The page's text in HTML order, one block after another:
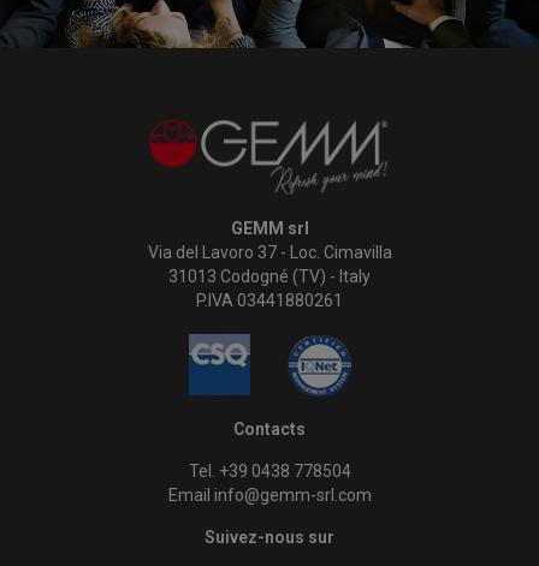
GEMM srl
Via del Lavoro 37 - Loc. Cimavilla
31013 Codogné (TV) - Italy
P.IVA 03441880261
Contacts
Tel. +39 0438 778504
Email info@gemm-srl.com
Suivez-nous sur